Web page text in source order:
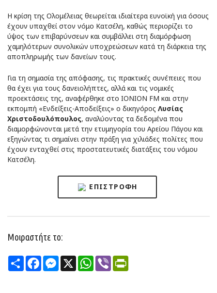
Η κρίση της Ολομέλειας θεωρείται ιδιαίτερα ευνοϊκή για όσους
έχουν υπαχθεί στον νόμο Κατσέλη, καθώς περιορίζει το
ύψος των επιβαρύνσεων και συμβάλλει στη διαμόρφωση
χαμηλότερων συνολικών υποχρεώσεων κατά τη διάρκεια της
αποπληρωμής των δανείων τους.
Για τη σημασία της απόφασης, τις πρακτικές συνέπειες που
θα έχει για τους δανειολήπτες, αλλά και τις νομικές
προεκτάσεις της, αναφέρθηκε στο IONION FM και στην
εκπομπή «Ενδείξεις-Αποδείξεις» ο δικηγόρος Λυσίας
Χριστοδουλόπουλος, αναλύοντας τα δεδομένα που
διαμορφώνονται μετά την ετυμηγορία του Αρείου Πάγου και
εξηγώντας τι σημαίνει στην πράξη για χιλιάδες πολίτες που
έχουν ενταχθεί στις προστατευτικές διατάξεις του νόμου
Κατσέλη.
ΕΠΙΣΤΡΟΦΉ
Μοιραστήτε το:
Share FacebookMessenger
X WhatsApp
Viber